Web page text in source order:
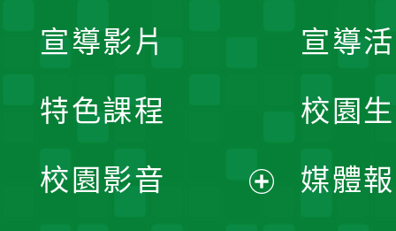
宣導
校園
媒體
宣導影片
特色課程
校園影音